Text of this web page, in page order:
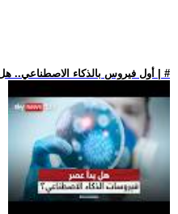
.. أول فيروس بالذكاء الاصطناعي.. هل تخرج الأمور عن السيطرة؟ | #